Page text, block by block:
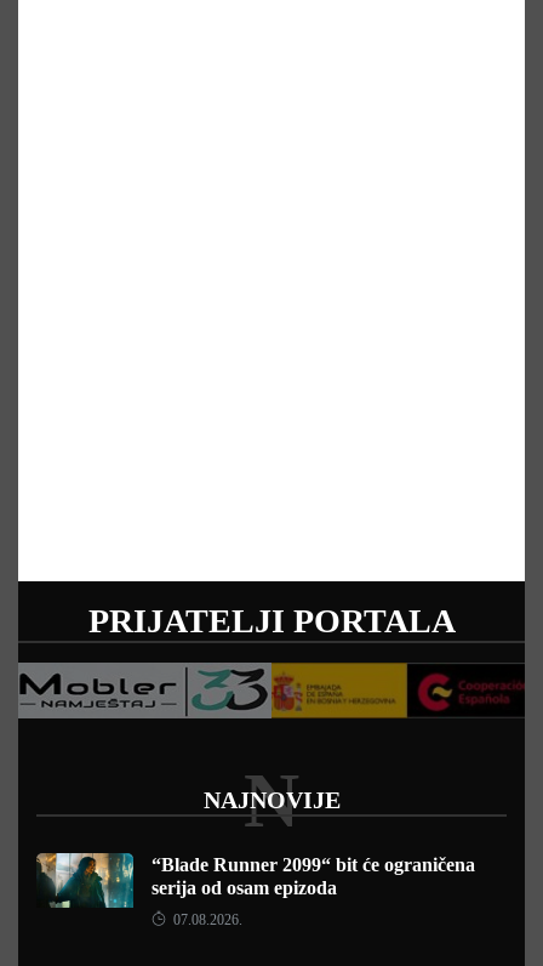
PRIJATELJI PORTALA
NAJNOVIJE
N
“Blade Runner 2099“ bit će ograničena
serija od osam epizoda
07.08.2026.